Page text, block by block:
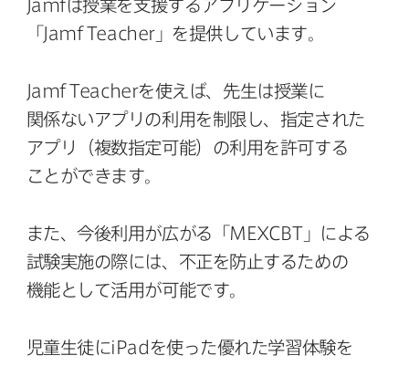
Jamfは​授業を​支援する​アプリケーション​
「
Jamf Teacher」を​提供しています。
Jamf Teacherを​使えば、​先生は​授業に​
関係ない​アプリの​利用を​制限し、​指定された​
アプリ​（複数指定可能）の​利用を​許可する​
ことができます。
また、​今後​利用が​広がる​「 MEXCBT 」に​よる​
試験実施の​際には、​不正を​防止する​ための​
機能と​して​活用が​可能です。
児童生徒にiPad を​使った​優れた​学習体験を​